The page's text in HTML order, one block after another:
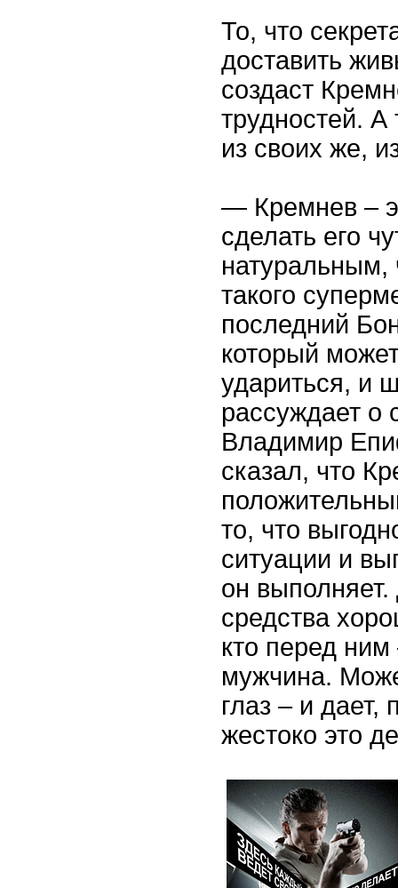
То, что
доставить
создаст
трудностей. А
из своих же,
— Кремнев –
сделать его
такого
последний
который
удариться, и
рассуждает о
Владимир
сказал, что
то, что
ситуации и
он
средства
кто перед
мужчина.
глаз – и дает,
жестоко это